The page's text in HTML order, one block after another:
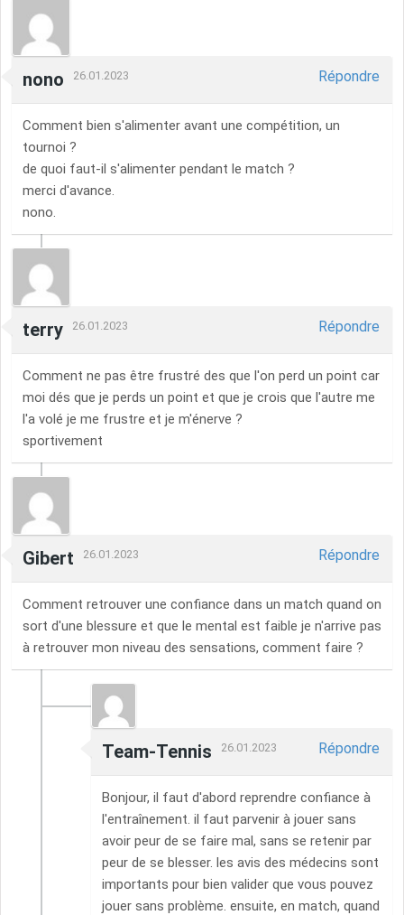
nono 26.01.2023 Répondre
Comment bien s'alimenter avant une compétition, un
tournoi ?
de quoi faut-il s'alimenter pendant le match ?
merci d'avance.
nono.
terry 26.01.2023 Répondre
Comment ne pas être frustré des que l'on perd un point car
moi dés que je perds un point et que je crois que l'autre me
l'a volé je me frustre et je m'énerve ?
sportivement
Gibert 26.01.2023 Répondre
Comment retrouver une confiance dans un match quand on
sort d'une blessure et que le mental est faible je n'arrive pas
à retrouver mon niveau des sensations, comment faire ?
Team-Tennis 26.01.2023 Répondre
Bonjour, il faut d'abord reprendre confiance à
l'entraînement. il faut parvenir à jouer sans
avoir peur de se faire mal, sans se retenir par
peur de se blesser. les avis des médecins sont
importants pour bien valider que vous pouvez
jouer sans problème. ensuite, en match, quand